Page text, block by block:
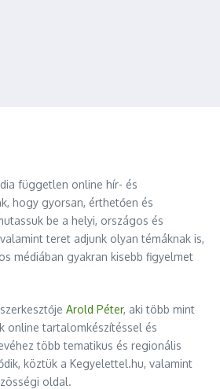
független online hír- és
hogy gyorsan, érthetően és
be a helyi, országos és
teret adjunk olyan témáknak is,
médiában gyakran kisebb figyelmet
Arold Péter, aki több mint
online tartalomkészítéssel és
több tematikus és regionális
köztük a Kegyelettel.hu, valamint
oldal.